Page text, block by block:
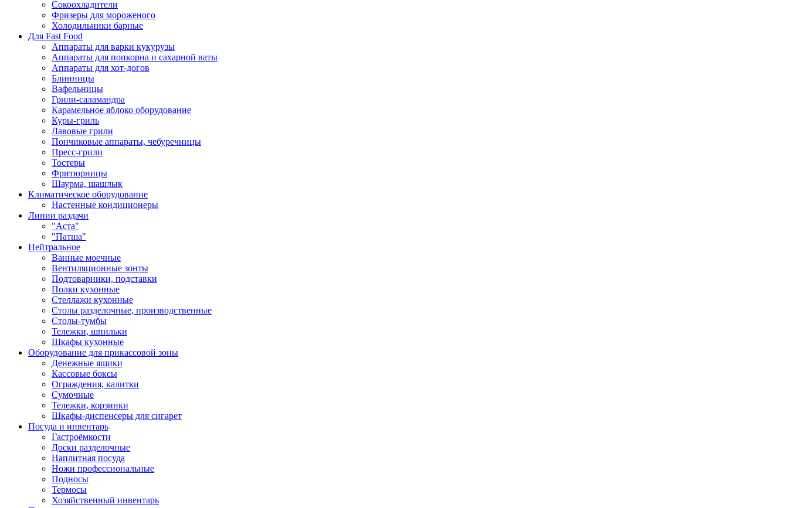
Сокоохладители
Фризеры для мороженого
Холодильники барные
Для Fast Food
Аппараты для варки кукурузы
Аппараты для попкорна и сахарной ваты
Аппараты для хот-догов
Блинницы
Вафельницы
Грили-саламандра
Карамельное яблоко оборудование
Куры-гриль
Лавовые грили
Пончиковые аппараты, чебуречницы
Пресс-грили
Тостеры
Фритюрницы
Шаурма, шашлык
Климатическое оборудование
Настенные кондиционеры
Линии раздачи
"Аста"
"Патша"
Нейтральное
Ванные моечные
Вентиляционные зонты
Подтоварники, подставки
Полки кухонные
Стеллажи кухонные
Столы разделочные, производственные
Столы-тумбы
Тележки, шпильки
Шкафы кухонные
Оборудование для прикассовой зоны
Денежные ящики
Кассовые боксы
Ограждения, калитки
Сумочные
Тележки, корзинки
Шкафы-диспенсеры для сигарет
Посуда и инвентарь
Гастроёмкости
Доски разделочные
Наплитная посуда
Ножи профессиональные
Подносы
Термосы
Хозяйственный инвентарь